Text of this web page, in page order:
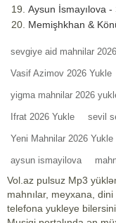
Aysun İsmayılova
Memişhkhan &
sevgiye aid mahnilar 2026
Vasif Azimov 2026 Yukle
yigma mahnilar 2026
Ifrat 2026 Yukle sevil
Yeni Mahnilar 2026 Yukle
aysun ismayilova
Vol.az pulsuz Mp3
mahnılar, meyxana,
telefona yukleye